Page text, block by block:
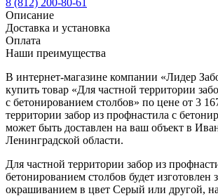
Описание
Доставка и установка
Оплата
Наши преимущества
В интернет-магазине компании «Лидер
купить товар «Для частной территории
с бетонированием столбов» по цене от 3
территории забор из профнастила с
может быть доставлен на ваш объект в
Ленинградской области.
Для частной территории забор из
бетонированием столбов будет изготовлен
окрашиванием в цвет Серый или другой,